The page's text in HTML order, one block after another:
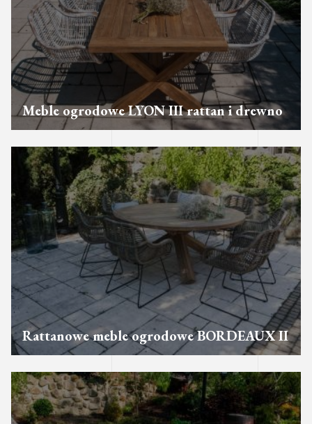
Meble ogrodowe LYON III rattan i drewno
Rattanowe meble ogrodowe BORDEAUX II